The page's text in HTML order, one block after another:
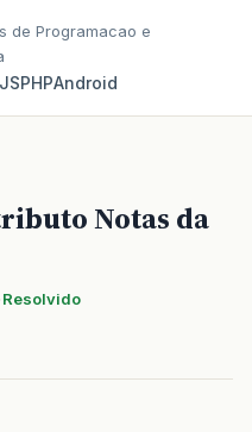
de Programacao e
JSPHPAndroid
Notas da
Resolvido